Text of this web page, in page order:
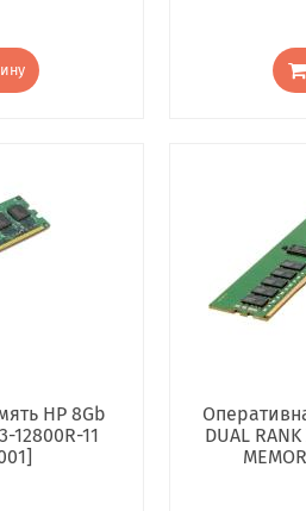
HP 8Gb
12800R-11
DUAL